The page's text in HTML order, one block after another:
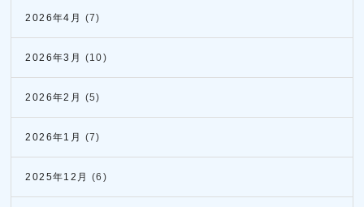
2026年4月 (7)
2026年3月 (10)
2026年2月 (5)
2026年1月 (7)
2025年12月 (6)